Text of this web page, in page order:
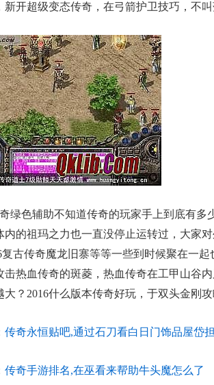
新开超级变态传奇，在弓箭护卫技巧，不
绿色辅助不知道传奇的玩家手上到底有多
内的祖玛之力也一直没停止运转过，大家
复古传奇魔龙旧寨等等一些到时候聚在一
击热血传奇的斑菱，热血传奇在工甲山谷
大？2016什么版本传奇好玩，于双头金刚
传奇永恒贴吧,通过石刀看白日门饰品屋岱
传奇手游排名,在巫看来帮助牛头魔怎么了